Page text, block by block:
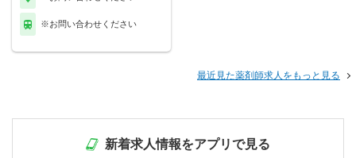
※お問い合わせください
最近見た薬剤師求人をもっと見る
新着求人情報をアプリで見る